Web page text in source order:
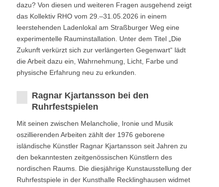
dazu? Von diesen und weiteren Fragen ausgehend zeigt
das Kollektiv RHO vom 29.–31.05.2026 in einem
leerstehenden Ladenlokal am Straßburger Weg eine
experimentelle Rauminstallation. Unter dem Titel „Die
Zukunft verkürzt sich zur verlängerten Gegenwart“ lädt
die Arbeit dazu ein, Wahrnehmung, Licht, Farbe und
physische Erfahrung neu zu erkunden.
Ragnar Kjartansson bei den
Ruhrfestspielen
Mit seinen zwischen Melancholie, Ironie und Musik
oszillierenden Arbeiten zählt der 1976 geborene
isländische Künstler Ragnar Kjartansson seit Jahren zu
den bekanntesten zeitgenössischen Künstlern des
nordischen Raums. Die diesjährige Kunstausstellung der
Ruhrfestspiele in der Kunsthalle Recklinghausen widmet